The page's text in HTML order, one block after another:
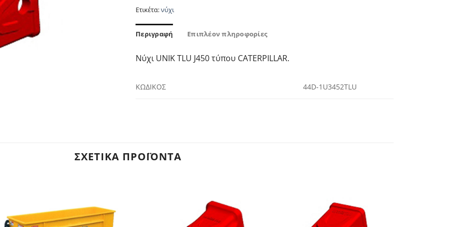
Ετικέτα:νύχι
Περιγραφή Επιπλέον πληροφορίες
Νύχι UNIK TLU J450 τύπου CATERPILLAR.
ΚΩΔΙΚΟΣ 44D-1U3452TLU
ΣΧΕΤΙΚΆ ΠΡΟΪΌΝΤΑ